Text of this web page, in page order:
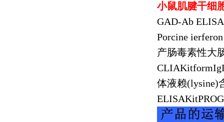
小鼠肌腱干细
GAD-Ab
Porcine
产肠毒素性大
体液赖(lysine)
ELISAKitPROG